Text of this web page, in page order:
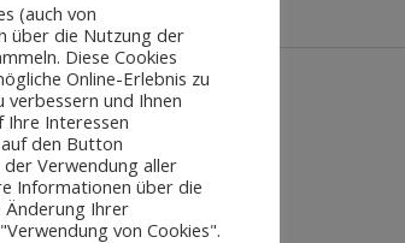
(auch von
über die Nutzung der
Diese Cookies
Online-Erlebnis zu
und Ihnen
Interessen
den Button
Verwendung aller
Informationen über die
Änderung Ihrer
von Cookies".